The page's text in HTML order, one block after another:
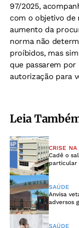
97/2025,
com o objetivo de
aumento da
norma não
proíbidos, mas
que passarem
autorização para
Leia
CRISE NA
Cadê o
particular
SAÚDE
Anvisa
adversos
SAÚDE